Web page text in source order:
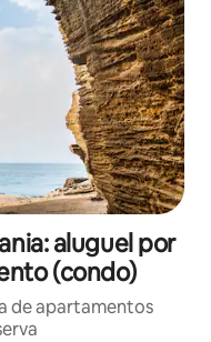
aluguel por
(condo)
de apartamentos